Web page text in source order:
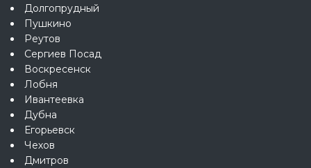
Долгопрудный
Пушкино
Реутов
Сергиев Посад
Воскресенск
Лобня
Ивантеевка
Дубна
Егорьевск
Чехов
Дмитров